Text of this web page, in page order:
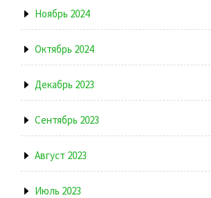
Ноябрь 2024
Октябрь 2024
Декабрь 2023
Сентябрь 2023
Август 2023
Июль 2023